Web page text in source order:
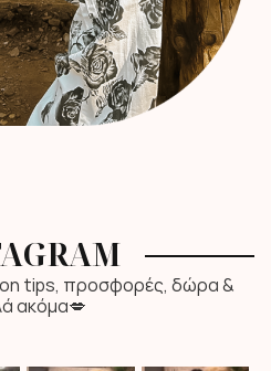
tips, προσφορές, δώρα &
ακόμα💋